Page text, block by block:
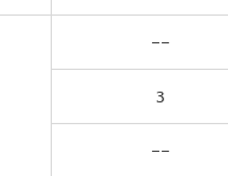
--
3
--